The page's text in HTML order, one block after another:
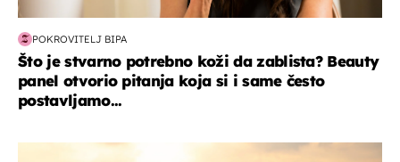
POKROVITELJ BIPA
Što je stvarno potrebno koži da zablista? Beauty
panel otvorio pitanja koja si i same često
postavljamo...